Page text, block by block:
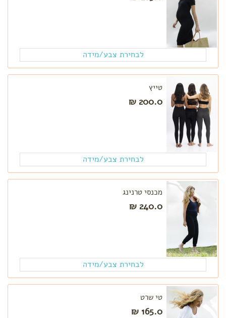
לבחירת צבע/מידה
טייץ
200.0 ₪
לבחירת צבע/מידה
מכנסי טרנינג
240.0 ₪
לבחירת צבע/מידה
טי שרט
165.0 ₪